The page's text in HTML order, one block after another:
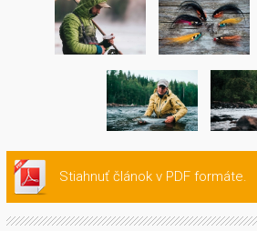
Stiahnuť článok v PDF formáte.